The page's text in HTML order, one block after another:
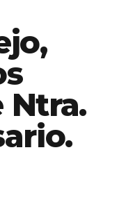
Ntra.